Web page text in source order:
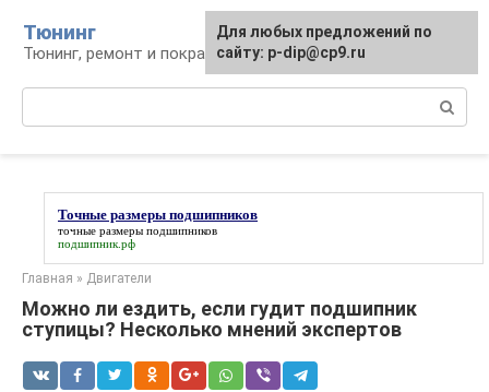
контенту
Тюнинг
Тюнинг, ремонт и покраска автомобиля
Точные размеры подшипников
точные размеры подшипников
подшипник.рф
Главная » Двигатели
Можно ли ездить, если гудит подшипник
ступицы? Несколько мнений экспертов
Для любых предложений по
сайту: p-dip@cp9.ru